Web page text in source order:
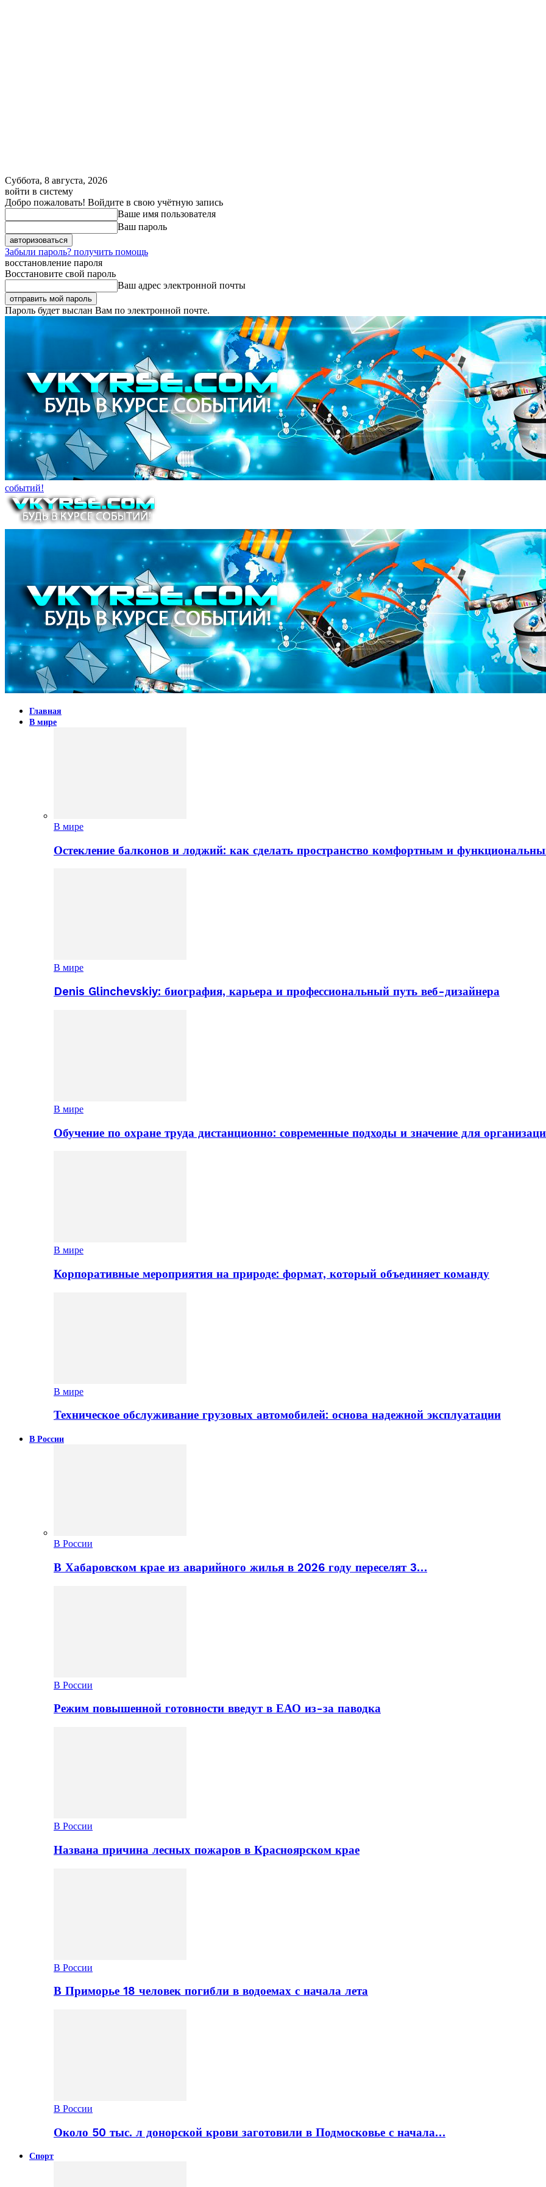
Суббота, 8 августа, 2026
войти в систему
Добро пожаловать! Войдите в свою учётную запись
Ваше имя пользователя
Ваш пароль
Забыли пароль? получить помощь
восстановление пароля
Восстановите свой пароль
Ваш адрес электронной почты
Пароль будет выслан Вам по электронной почте.
событий!
Главная
В мире
В мире
Остекление балконов и лоджий: как сделать пространство комфортным и
В мире
Denis Glinchevskiy: биография, карьера и профессиональный путь веб-дизайнера
В мире
Обучение по охране труда дистанционно: современные подходы и значение для
В мире
Корпоративные мероприятия на природе: формат, который объединяет команду
В мире
Техническое обслуживание грузовых автомобилей: основа надежной эксплуатации
В России
В России
В Хабаровском крае из аварийного жилья в 2026 году переселят 3…
В России
Режим повышенной готовности введут в ЕАО из-за паводка
В России
Названа причина лесных пожаров в Красноярском крае
В России
В Приморье 18 человек погибли в водоемах с начала лета
В России
Около 50 тыс. л донорской крови заготовили в Подмосковье с начала…
Спорт